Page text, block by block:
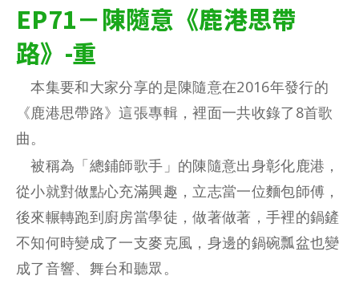
EP71－陳隨意《鹿港思帶
路》-重
本集要和大家分享的是陳隨意在2016年發行的
《鹿港思帶路》這張專輯，裡面一共收錄了8首歌
曲。
被稱為「總鋪師歌手」的陳隨意出身彰化鹿港，
從小就對做點心充滿興趣，立志當一位麵包師傅，
後來輾轉跑到廚房當學徒，做著做著，手裡的鍋鏟
不知何時變成了一支麥克風，身邊的鍋碗瓢盆也變
成了音響、舞台和聽眾。